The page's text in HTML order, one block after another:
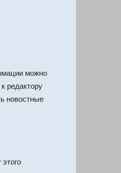
можно
редактору
новостные